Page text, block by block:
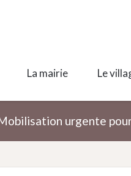
La mairie Le
urgente